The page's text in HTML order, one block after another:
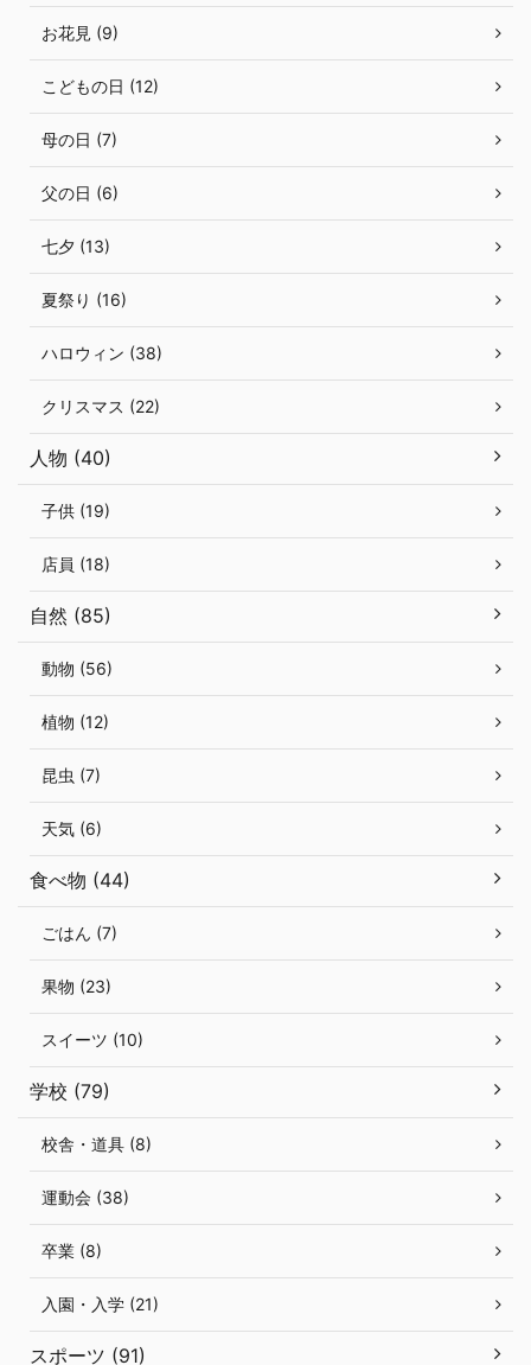
お花見 (9)
こどもの日 (12)
母の日 (7)
父の日 (6)
七夕 (13)
夏祭り (16)
ハロウィン (38)
クリスマス (22)
人物 (40)
子供 (19)
店員 (18)
自然 (85)
動物 (56)
植物 (12)
昆虫 (7)
天気 (6)
食べ物 (44)
ごはん (7)
果物 (23)
スイーツ (10)
学校 (79)
校舎・道具 (8)
運動会 (38)
卒業 (8)
入園・入学 (21)
スポーツ (91)